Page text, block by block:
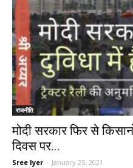
राजनीति
मोदी सरकार फिर से
दिवस पर...
Sree Iyer - January 25, 2021